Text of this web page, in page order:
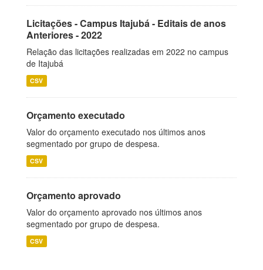
Licitações - Campus Itajubá - Editais de anos
Anteriores - 2022
Relação das licitações realizadas em 2022 no campus
de Itajubá
CSV
Orçamento executado
Valor do orçamento executado nos últimos anos
segmentado por grupo de despesa.
CSV
Orçamento aprovado
Valor do orçamento aprovado nos últimos anos
segmentado por grupo de despesa.
CSV